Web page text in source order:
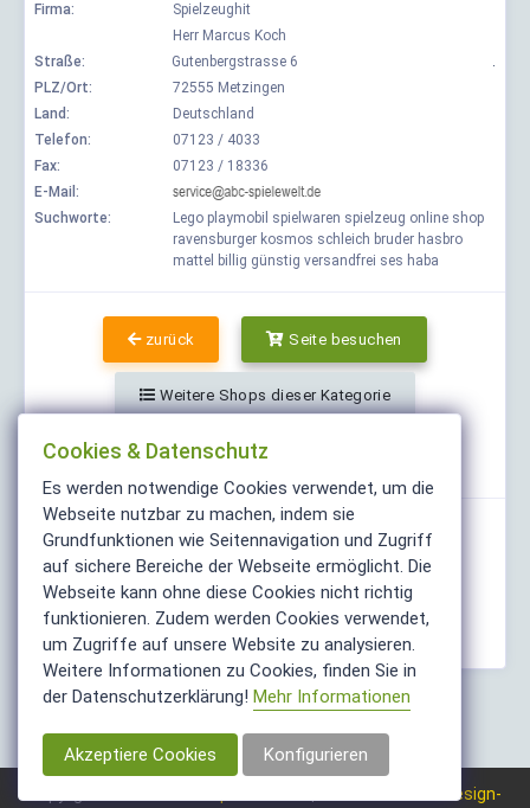
Firma:
Spielzeughit
Herr Marcus Koch
Straße:
Gutenbergstrasse 6
.
PLZ/Ort:
72555 Metzingen
Land:
Deutschland
Telefon:
07123 / 4033
Fax:
07123 / 18336
E-Mail:
Suchworte:
Lego playmobil spielwaren spielzeug online shop
ravensburger kosmos schleich bruder hasbro
mattel billig günstig versandfrei ses haba
zurück Seite besuchen
Weitere Shops dieser Kategorie
Teilen
Webdesign-
Cookies & Datenschutz
Es werden notwendige Cookies verwendet, um die
Webseite nutzbar zu machen, indem sie
Grundfunktionen wie Seitennavigation und Zugriff
auf sichere Bereiche der Webseite ermöglicht. Die
Webseite kann ohne diese Cookies nicht richtig
funktionieren. Zudem werden Cookies verwendet,
um Zugriffe auf unsere Website zu analysieren.
Weitere Informationen zu Cookies, finden Sie in
der Datenschutzerklärung! Mehr Informationen
Akzeptiere Cookies Konfigurieren